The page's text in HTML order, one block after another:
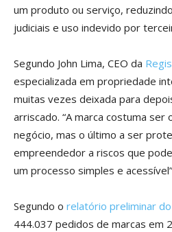
um produto ou serviço,
judiciais e uso indevido por
Segundo John Lima, CEO da
especializada em propriedade
muitas vezes deixada para
arriscado. “A marca costuma
negócio, mas o último a ser
empreendedor a riscos que
um processo simples e
Segundo o relatório preliminar
444.037 pedidos de marcas em